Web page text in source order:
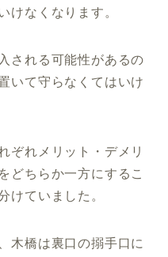
けなくなります。
される可能性があるの
いて守らなくてはいけ
ぞれメリット・デメリ
どちらか一方にするこ
けていました。
木橋は裏口の搦手口に